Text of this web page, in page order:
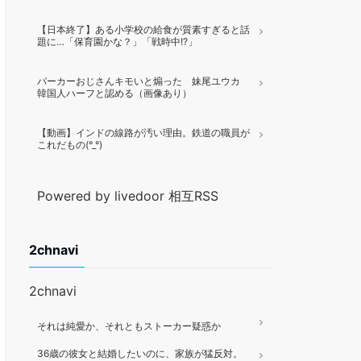
【日本終了】ある小学校の給食が質素すぎると話
題に…「保育園かな？」「戦時中!?」
パーカーおじさんキモいと煽った 妹尾ユウカ
韓国人ハーフと認める（画像あり）
【動画】インドの線路が汚い理由。鉄道の職員が
これだもの(°_°)
Powered by livedoor 相互RSS
2chnavi
2chnavi
それは純愛か、それともストーカー疑惑か
36歳の彼女と結婚したいのに、家族が猛反対。